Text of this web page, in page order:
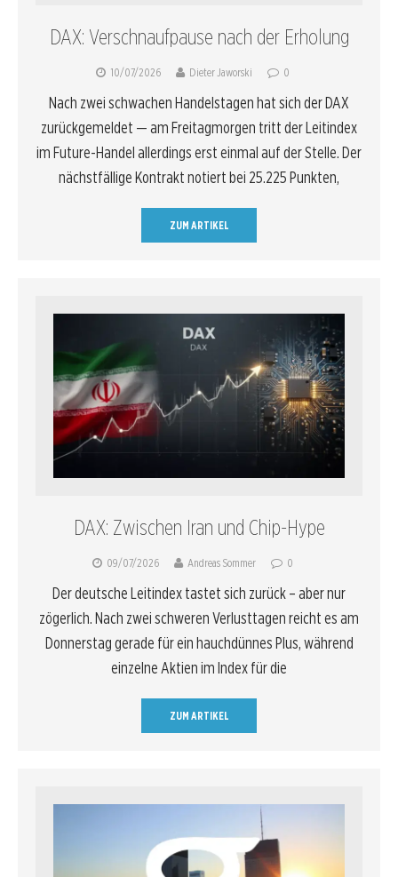
DAX: Verschnaufpause nach der Erholung
10/07/2026 Dieter Jaworski 0
Nach zwei schwachen Handelstagen hat sich der DAX
zurückgemeldet — am Freitagmorgen tritt der Leitindex
im Future-Handel allerdings erst einmal auf der Stelle. Der
nächstfällige Kontrakt notiert bei 25.225 Punkten,
ZUM ARTIKEL
DAX: Zwischen Iran und Chip-Hype
09/07/2026 Andreas Sommer 0
Der deutsche Leitindex tastet sich zurück – aber nur
zögerlich. Nach zwei schweren Verlusttagen reicht es am
Donnerstag gerade für ein hauchdünnes Plus, während
einzelne Aktien im Index für die
ZUM ARTIKEL